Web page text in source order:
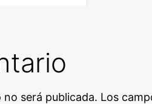
será publicada. Los